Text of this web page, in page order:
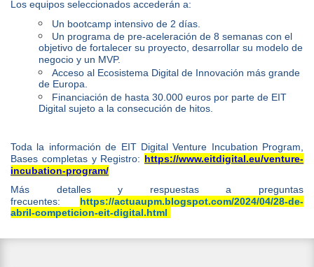
Los equipos seleccionados accederán a:
Un bootcamp intensivo de 2 días.
Un programa de pre-aceleración de 8 semanas con el
objetivo de fortalecer su proyecto, desarrollar su modelo de
negocio y un MVP.
Acceso al Ecosistema Digital de Innovación más grande
de Europa.
Financiación de hasta 30.000 euros por parte de EIT
Digital sujeto a la consecución de hitos.
Toda la información de EIT Digital Venture Incubation Program,
Bases completas y Registro: https://www.eitdigital.eu/venture-
incubation-program/
Más detalles y respuestas a preguntas
frecuentes: https://actuaupm.blogspot.com/2024/04/28-de-
abril-competicion-eit-digital.html